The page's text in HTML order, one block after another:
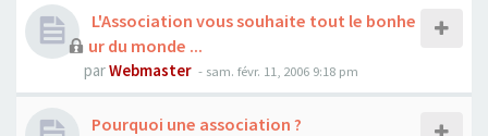
L'Association vous souhaite tout le bonhe
ur du monde ...
parWebmaster - sam. févr. 11, 2006 9:18 pm
Pourquoi une association ?